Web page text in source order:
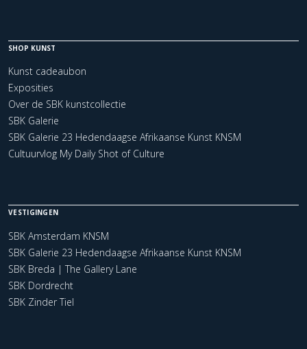
SHOP KUNST
Kunst cadeaubon
Exposities
Over de SBK kunstcollectie
SBK Galerie
SBK Galerie 23 Hedendaagse Afrikaanse Kunst KNSM
Cultuurvlog My Daily Shot of Culture
VESTIGINGEN
SBK Amsterdam KNSM
SBK Galerie 23 Hedendaagse Afrikaanse Kunst KNSM
SBK Breda | The Gallery Lane
SBK Dordrecht
SBK Zinder Tiel